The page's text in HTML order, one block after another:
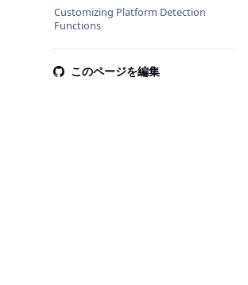
Customizing Platform Detection
Functions
このページを編集